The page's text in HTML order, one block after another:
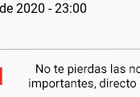
2020 - 23:00